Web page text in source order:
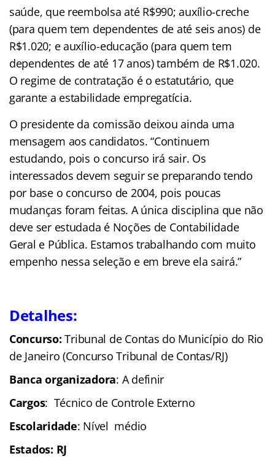
saúde, que reembolsa até R$990; auxílio-creche
(para quem tem dependentes de até seis anos) de
R$1.020; e auxílio-educação (para quem tem
dependentes de até 17 anos) também de R$1.020.
O regime de contratação é o estatutário, que
garante a estabilidade empregatícia.
O presidente da comissão deixou ainda uma
mensagem aos candidatos. “Continuem
estudando, pois o concurso irá sair. Os
interessados devem seguir se preparando tendo
por base o concurso de 2004, pois poucas
mudanças foram feitas. A única disciplina que não
deve ser estudada é Noções de Contabilidade
Geral e Pública. Estamos trabalhando com muito
empenho nessa seleção e em breve ela sairá.”
Detalhes:
Concurso:Tribunal de Contas do Município do Rio
de Janeiro (Concurso Tribunal de Contas/RJ)
Banca organizadora: A definir
Cargos: Técnico de Controle Externo
Escolaridade: Nível médio
Estados: RJ